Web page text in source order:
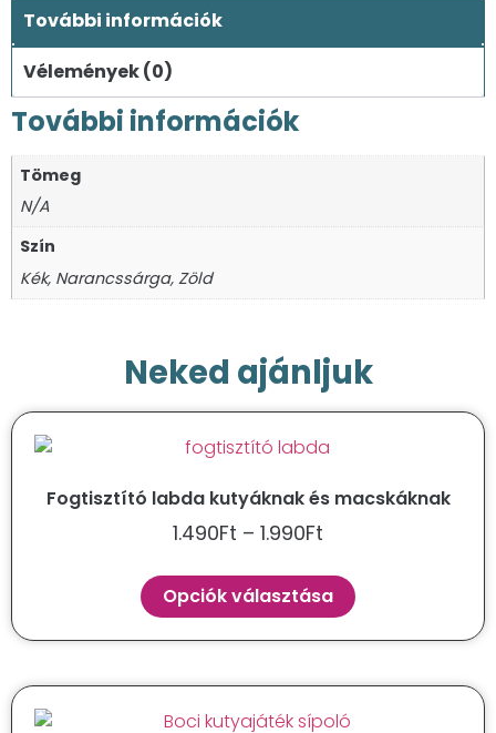
További információk
Vélemények (0)
További információk
Tömeg
N/A
Szín
Kék, Narancssárga, Zöld
Neked ajánljuk
Fogtisztító labda kutyáknak és macskáknak
1.490Ft – 1.990Ft
Opciók választása